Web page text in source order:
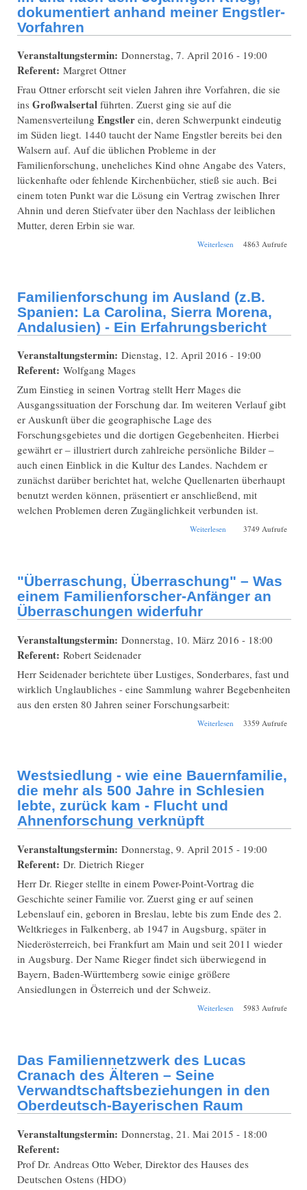
dokumentiert anhand meiner Engstler-
Vorfahren
Veranstaltungstermin: Donnerstag, 7. April 2016 - 19:00
Referent: Margret Ottner
Frau Ottner erforscht seit vielen Jahren ihre Vorfahren, die sie
ins Großwalsertal führten. Zuerst ging sie auf die
Namensverteilung Engstler ein, deren Schwerpunkt eindeutig
im Süden liegt. 1440 taucht der Name Engstler bereits bei den
Walsern auf. Auf die üblichen Probleme in der
Familienforschung, uneheliches Kind ohne Angabe des Vaters,
lückenhafte oder fehlende Kirchenbücher, stieß sie auch. Bei
einem toten Punkt war die Lösung ein Vertrag zwischen Ihrer
Ahnin und deren Stiefvater über den Nachlass der leiblichen
Mutter, deren Erbin sie war.
Weiterlesen über Einwanderung
dokumentiert
anhand meiner
Engstler-Vorfahren
4863 Aufrufe
Familienforschung im Ausland (z.B.
Spanien: La Carolina, Sierra Morena,
Andalusien) - Ein Erfahrungsbericht
Veranstaltungstermin: Dienstag, 12. April 2016 - 19:00
Referent: Wolfgang Mages
Zum Einstieg in seinen Vortrag stellt Herr Mages die
Ausgangssituation der Forschung dar. Im weiteren Verlauf gibt
er Auskunft über die geographische Lage des
Forschungsgebietes und die dortigen Gegebenheiten. Hierbei
gewährt er ‒ illustriert durch zahlreiche persönliche Bilder ‒
auch einen Einblick in die Kultur des Landes. Nachdem er
zunächst darüber berichtet hat, welche Quellenarten überhaupt
benutzt werden können, präsentiert er anschließend, mit
welchen Problemen deren Zugänglichkeit verbunden ist.
Weiterlesen
Ein Erfahrungsbericht
3749 Aufrufe
"Überraschung, Überraschung" – Was
einem Familienforscher-Anfänger an
Überraschungen widerfuhr
Veranstaltungstermin: Donnerstag, 10. März 2016 - 18:00
Referent: Robert Seidenader
Herr Seidenader berichtete über Lustiges, Sonderbares, fast und
wirklich Unglaubliches - eine Sammlung wahrer Begebenheiten
aus den ersten 80 Jahren seiner Forschungsarbeit:
Weiterlesen über
Anfänger an
Überraschungen
widerfuhr
3359 Aufrufe
Westsiedlung - wie eine Bauernfamilie,
die mehr als 500 Jahre in Schlesien
lebte, zurück kam - Flucht und
Ahnenforschung verknüpft
Veranstaltungstermin: Donnerstag, 9. April 2015 - 19:00
Referent: Dr. Dietrich Rieger
Herr Dr. Rieger stellte in einem Power-Point-Vortrag die
Geschichte seiner Familie vor. Zuerst ging er auf seinen
Lebenslauf ein, geboren in Breslau, lebte bis zum Ende des 2.
Weltkrieges in Falkenberg, ab 1947 in Augsburg, später in
Niederösterreich, bei Frankfurt am Main und seit 2011 wieder
in Augsburg. Der Name Rieger findet sich überwiegend in
Bayern, Baden-Württemberg sowie einige größere
Ansiedlungen in Österreich und der Schweiz.
Weiterlesen über Westsiedlung -
zurück kam - Flucht
verknüpft
5983 Aufrufe
Das Familiennetzwerk des Lucas
Cranach des Älteren – Seine
Verwandtschaftsbeziehungen in den
Oberdeutsch-Bayerischen Raum
Veranstaltungstermin: Donnerstag, 21. Mai 2015 - 18:00
Referent:
Prof Dr. Andreas Otto Weber, Direktor des Hauses des
Deutschen Ostens (HDO)